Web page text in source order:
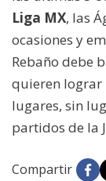
Liga MX, las
ocasiones y
Rebaño debe
quieren lograr
lugares, sin
partidos de la
Compartir